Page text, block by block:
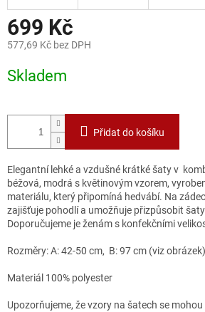
699 Kč
577,69 Kč bez DPH
cena:
Skladem
Přidat do košíku
Elegantní lehké a vzdušné krátké šaty v
béžová, modrá s květinovým vzorem,
materiálu, který připomíná hedvábí. Na
zajišťuje pohodlí a umožňuje přizpůsobit
Doporučujeme je ženám s konfekčními
Rozměry: A: 42-50 cm, B: 97 cm (viz obrázek)
Materiál 100% polyester
Upozorňujeme, že vzory na šatech se